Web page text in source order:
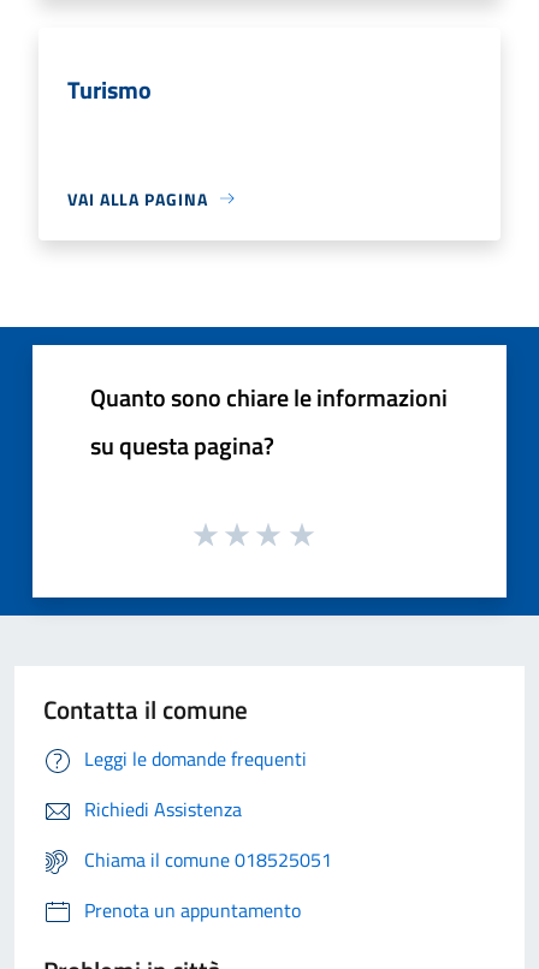
Turismo
VAI ALLA PAGINA
Quanto sono chiare le informazioni
su questa pagina?
Contatta il comune
Leggi le domande frequenti
Richiedi Assistenza
Chiama il comune 018525051
Prenota un appuntamento